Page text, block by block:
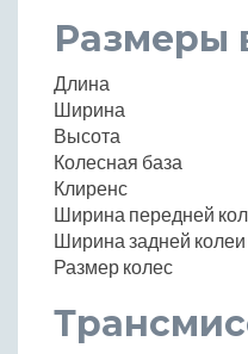
Размеры
Длина
Ширина
Высота
Колесная база
Клиренс
Ширина передней
Ширина задней колеи
Размер колес